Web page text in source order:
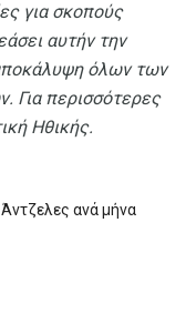
για σκοπούς
αυτήν την
όλων των
Για περισσότερες
Ηθικής.
ανά μήνα